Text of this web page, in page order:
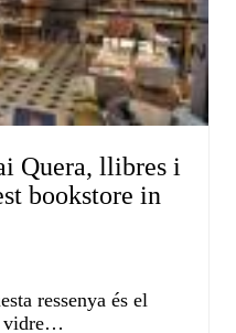
Quera, llibres i
bookstore in
ressenya és el
vidre…